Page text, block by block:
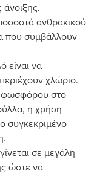
άνοιξης.
ανθρακικού
που συμβάλλουν
είναι να
χλώριο.
φωσφόρου στο
η χρήση
συγκεκριμένο
σε μεγάλη
ώστε να